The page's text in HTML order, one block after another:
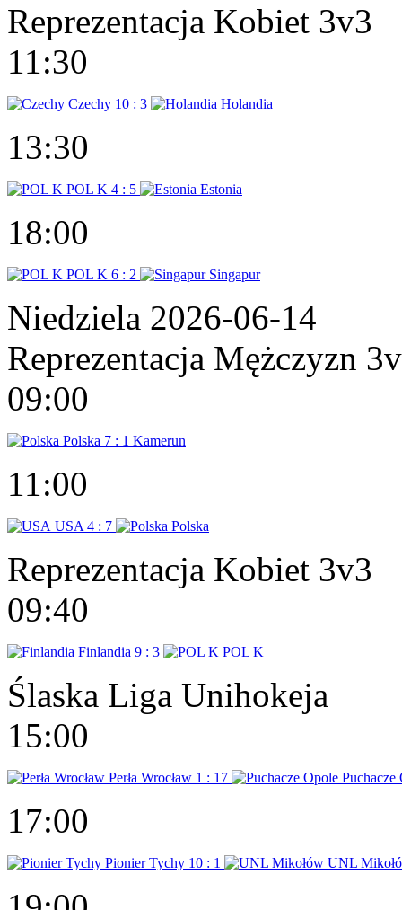
Reprezentacja Kobiet 3v3
11:30
Czechy 10 : 3 Holandia
13:30
POL K 4 : 5 Estonia
18:00
POL K 6 : 2 Singapur
Niedziela 2026-06-14
Reprezentacja Mężczyzn
09:00
Polska 7 : 1 Kamerun
11:00
USA 4 : 7 Polska
Reprezentacja Kobiet 3v3
09:40
Finlandia 9 : 3 POL K
Ślaska Liga Unihokeja
15:00
Perła Wrocław 1 : 17 Puchacze
17:00
Pionier Tychy 10 : 1 UNL